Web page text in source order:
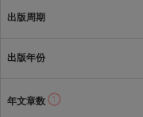
出版周期
出版年份
年文章数